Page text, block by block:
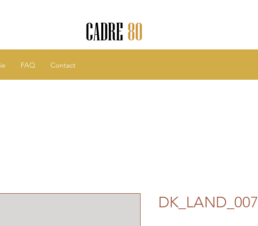
CADRE80
FAQ Contact
DK_LAND_007